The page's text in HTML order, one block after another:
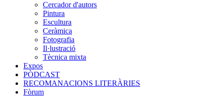
Cercador d'autors
Pintura
Escultura
Ceràmica
Fotografia
Il·lustració
Tècnica mixta
Expos
PÒDCAST
RECOMANACIONS LITERÀRIES
Fòrum